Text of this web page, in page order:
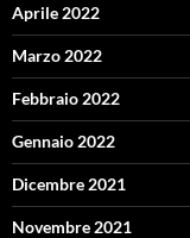
Aprile 2022
Marzo 2022
Febbraio 2022
Gennaio 2022
Dicembre 2021
Novembre 2021